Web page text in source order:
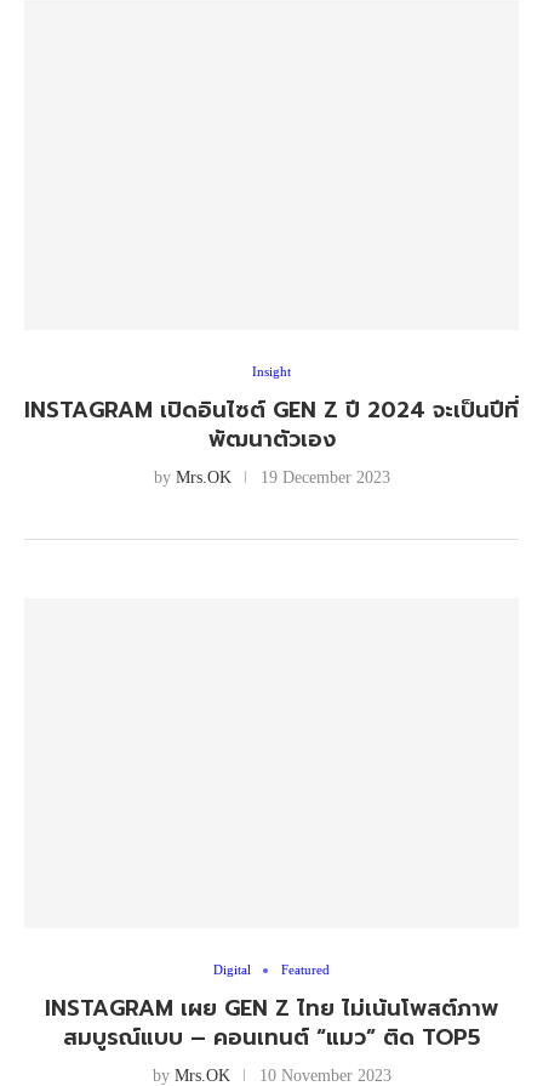
Insight
INSTAGRAM เปิดอินไซต์ GEN Z ปี 2024 จะเป็นปีที่
พัฒนาตัวเอง
by Mrs.OK 19 December 2023
Digital Featured
INSTAGRAM เผย GEN Z ไทย ไม่เน้นโพสต์ภาพ
สมบูรณ์แบบ – คอนเทนต์ “แมว” ติด TOP5
by Mrs.OK 10 November 2023